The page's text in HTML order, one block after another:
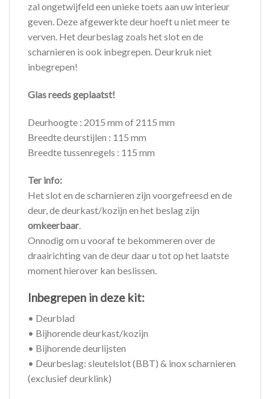
zal ongetwijfeld een unieke toets aan uw interieur
geven. Deze afgewerkte deur hoeft u niet meer te
verven. Het deurbeslag zoals het slot en de
scharnieren is ook inbegrepen. Deurkruk niet
inbegrepen!
Glas reeds geplaatst!
Deurhoogte : 2015 mm of 2115 mm
Breedte deurstijlen : 115 mm
Breedte tussenregels : 115 mm
Ter info:
Het slot en de scharnieren zijn voorgefreesd en de
deur, de deurkast/kozijn en het beslag zijn
omkeerbaar
Onnodig om u vooraf te bekommeren over de
draairichting van de deur daar u tot op het laatste
moment hierover kan beslissen.
Inbegrepen in deze kit:
• Deurblad
• Bijhorende deurkast/kozijn
• Bijhorende deurlijsten
• Deurbeslag: sleutelslot (BBT) & inox scharnieren
(exclusief deurklink)